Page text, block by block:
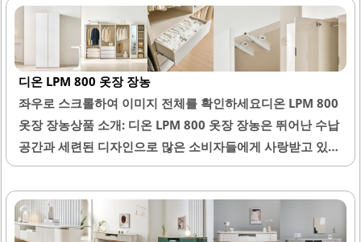
디온 LPM 800 옷장 장농
좌우로 스크롤하여 이미지 전체를 확인하세요디온 LPM 800
옷장 장농상품 소개: 디온 LPM 800 옷장 장농은 뛰어난 수납
공간과 세련된 디자인으로 많은 소비자들에게 사랑받고 있습
니다. 이 제품은 깔끔한 화이트 색상으로 다양한 인테리어와
잘 어울리며, 사무실이나 개인 공간 모두에 적합합니다. 거울
이 부착되어 있어 별도의 설치 없이도 편리하게 사용할 수 있
습니다.또한, 문이 부드럽게 열리고 닫혀 사용이 편리합니다.